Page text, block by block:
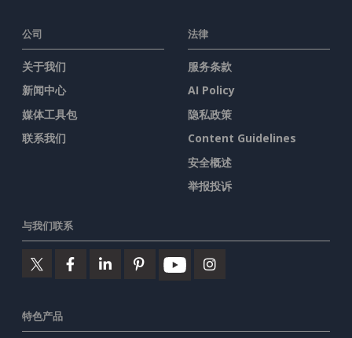
公司
关于我们
新闻中心
媒体工具包
联系我们
法律
服务条款
AI Policy
隐私政策
Content Guidelines
安全概述
举报投诉
与我们联系
特色产品